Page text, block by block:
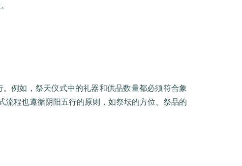
例如，祭天仪式中的礼器和供品数量都必须符合象
流程也遵循阴阳五行的原则，如祭坛的方位、祭品的